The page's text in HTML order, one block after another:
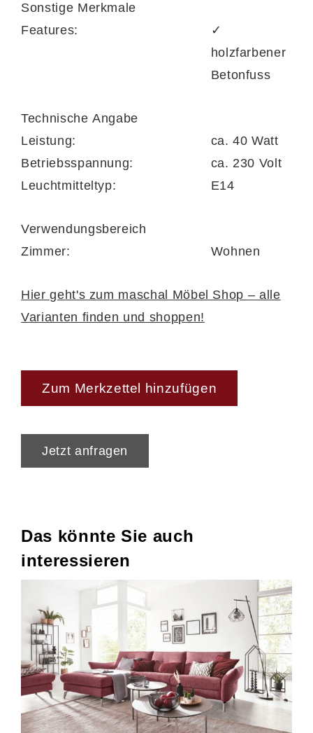
Sonstige Merkmale
Features:
✓
holzfarbener
Betonfuss
Technische Angabe
Leistung:
ca. 40 Watt
Betriebsspannung:
ca. 230 Volt
Leuchtmitteltyp:
E14
Verwendungsbereich
Zimmer:
Wohnen
Hier geht's zum maschal Möbel Shop – alle
Varianten finden und shoppen!
Zum Merkzettel hinzufügen
Jetzt anfragen
Das könnte Sie auch
interessieren